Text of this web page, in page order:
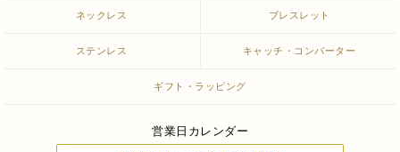
ネックレス ブレスレット
ステンレス キャッチ・コンバーター
ギフト・ラッピング
営業日カレンダー